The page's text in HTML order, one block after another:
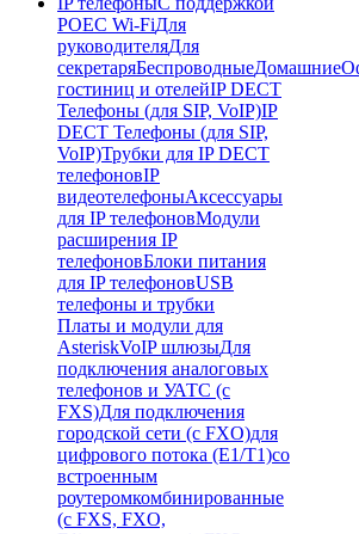
POEC Wi-FiДля
руководителяДля
секретаряБеспроводныеДомашние
гостиниц и отелейIP DECT
Телефоны (для SIP, VoIP)IP
DECT Телефоны (для SIP,
VoIP)Трубки для IP DECT
телефоновIP
видеотелефоныАксессуары
для IP телефоновМодули
расширения IP
телефоновБлоки питания
для IP телефоновUSB
телефоны и трубки
Платы и модули для
AsteriskVoIP шлюзыДля
подключения аналоговых
телефонов и УАТС (с
FXS)Для подключения
городской сети (с FXO)для
цифрового потока (E1/T1)со
встроенным
роутеромкомбинированные
(c FXS, FXO,